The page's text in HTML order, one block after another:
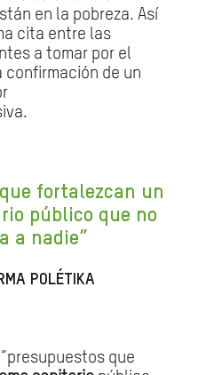
en la pobreza. Así
cita entre las
a tomar por el
confirmación de un
fortalezcan un
público que no
a nadie”
POLÉTIKA
que